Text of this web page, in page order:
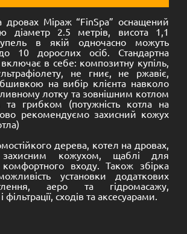
дровах Міраж “FinSpa” оснащений
діаметр 2.5 метрів, висота 1,1
в якій одночасно можуть
10 дорослих осіб. Стандартна
в себе: композитну купіль,
не гниє, не ржавіє,
на вибір клієнта навколо
лотку та зовнішним котлом
грибком (потужність котла на
рекомендуємо захисний кожух
дерева, котел на дровах,
кожухом, щаблі для
комфортного входу. Також збірка
установки додаткових
аеро та гідромасажу,
сходів та аксесуарами.